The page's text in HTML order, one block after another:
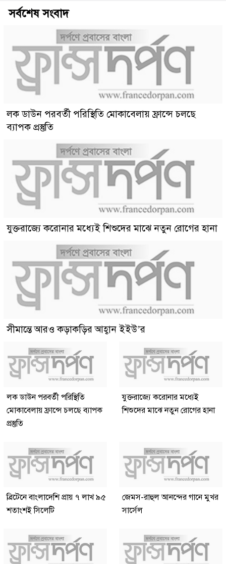
সর্বশেষ সংবাদ
লক ডাউন পরবর্তী পরিস্থিতি মোকাবেলায় ফ্রান্সে চলছে
ব্যাপক প্রস্তুতি
যুক্তরাজ্যে করোনার মধ্যেই শিশুদের মাঝে নতুন রোগের হানা
সীমান্তে আরও কড়াকড়ির আহ্বান ইইউ’র
লক ডাউন পরবর্তী পরিস্থিতি
মোকাবেলায় ফ্রান্সে চলছে ব্যাপক
প্রস্তুতি
যুক্তরাজ্যে করোনার মধ্যেই
শিশুদের মাঝে নতুন রোগের হানা
ব্রিটেনে বাংলাদেশি প্রায় ৭ লাখ ৯৫
শতাংশই সিলেটি
জেমস-রাহুল আনন্দের গানে মুখর
সার্সেল